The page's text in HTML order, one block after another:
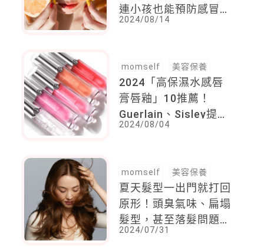
連小孩也能預防感冒，
「這一款」日本女星必
2024/08/14
momself 美容保養
2024「高保濕水感唇
膏唇釉」10推薦！
Guerlain、Sisley提亮
氣色素顏用也可以，
2024/08/04
momself 美容保養
夏天髮型一出門就打回
原形！頭臭氣味、扁塌
髮型，甚至落髮問題，
拯救關鍵就在4大清潔
2024/07/31